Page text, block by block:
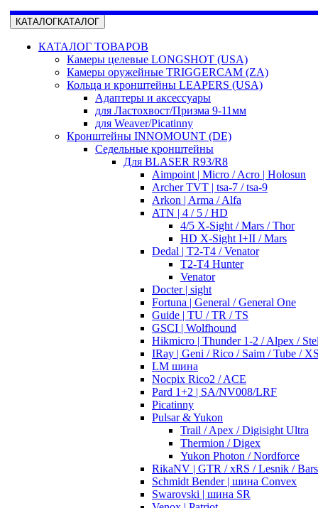
КАТАЛОГКАТАЛОГ
КАТАЛОГ ТОВАРОВ
Камеры целевые LONGSHOT (USA)
Камеры оружейные TRIGGERCAM (ZA)
Кольца и кронштейны LEAPERS (USA)
Адаптеры и аксессуары
для Ластохвост/Призма 9-11мм
для Weaver/Picatinny
Кронштейны INNOMOUNT (DE)
Седельные кронштейны
Для BLASER R93/R8
Aimpoint | Micro / Acro | Holosun
Archer TVT | tsa-7 / tsa-9
Arkon | Arma / Alfa
ATN | 4 / 5 / HD
4/5 X-Sight / Mars / Thor
HD X-Sight I+II / Mars
Dedal | T2-T4 / Venator
T2-T4 Hunter
Venator
Docter | sight
Fortuna | General / General One
Guide | TU / TR / TS
GSCI | Wolfhound
Hikmicro | Thunder 1-2 / Alpex /
IRay | Geni / Rico / Saim / Tube /
LM шина
Nocpix Rico2 / ACE
Pard 1+2 | SA/NV008/LRF
Picatinny
Pulsar & Yukon
Trail / Apex / Digisight Ultra
Thermion / Digex
Yukon Photon / Nordforce
RikaNV | GTR / xRS / Lesnik /
Schmidt Bender | шина Convex
Swarovski | шина SR